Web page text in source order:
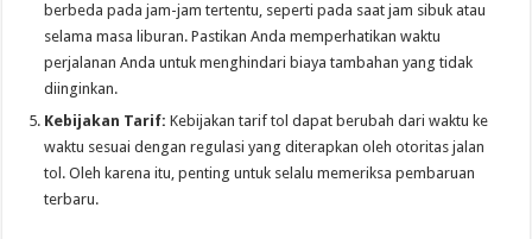
berbeda pada jam-jam tertentu, seperti pada saat jam sibuk atau
selama masa liburan. Pastikan Anda memperhatikan waktu
perjalanan Anda untuk menghindari biaya tambahan yang tidak
diinginkan.
Kebijakan Tarif: Kebijakan tarif tol dapat berubah dari waktu ke
waktu sesuai dengan regulasi yang diterapkan oleh otoritas jalan
tol. Oleh karena itu, penting untuk selalu memeriksa pembaruan
terbaru.